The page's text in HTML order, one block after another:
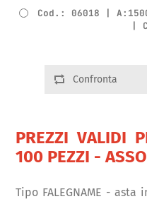
Cod.: 06018 |
|
Confronta
PREZZI VALIDI
100 PEZZI -
Tipo FALEGNAME -